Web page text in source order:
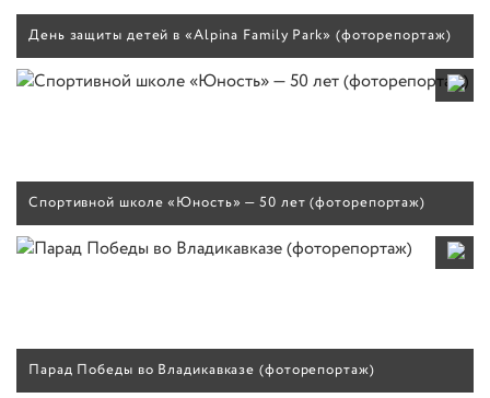
День защиты детей в «Alpina Family Park» (фоторепортаж)
Спортивной школе «Юность» — 50 лет (фоторепортаж)
Парад Победы во Владикавказе (фоторепортаж)